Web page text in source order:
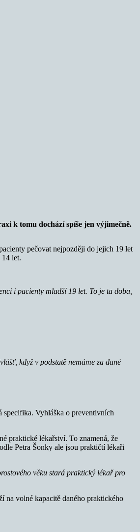
k tomu dochází spíše jen výjimečně.
pečovat nejpozději do jejich 19 let
let.
i pacienty mladší 19 let. To je ta doba,
když v podstatě nemáme za dané
specifika. Vyhláška o preventivních
praktické lékařství. To znamená, že
Petra Šonky ale jsou praktičtí lékaři
věku stará praktický lékař pro
na volné kapacitě daného praktického